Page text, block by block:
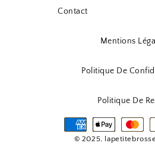
Contact
Mentions
Politique De
Politique De
© 2025,